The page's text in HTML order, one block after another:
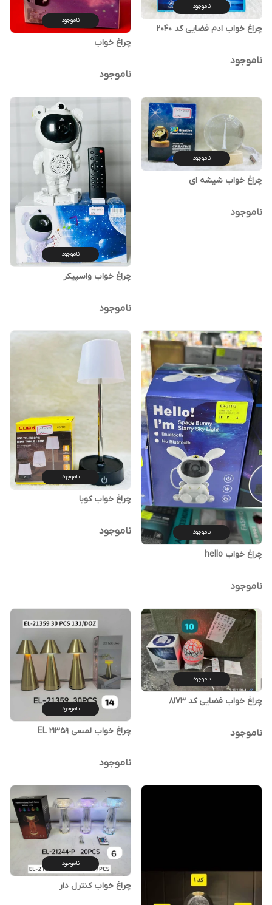
ناموجود
چراغ خواب ادم فضایی کد 2040
ناموجود
ناموجود
چراغ خواب
ناموجود
ناموجود
چراغ خواب شیشه ای
ناموجود
ناموجود
چراغ خواب واسپیکر
ناموجود
ناموجود
چراغ خواب hello
ناموجود
ناموجود
چراغ خواب کوبا
ناموجود
ناموجود
چراغ خواب فضایی کد 8173
ناموجود
ناموجود
چراغ خواب لمسی EL 21359
ناموجود
ناموجود
چراغ خواب کنترل دار